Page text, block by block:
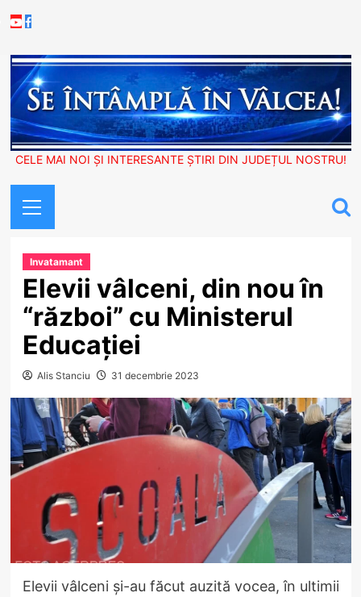
to
Youtube
Facebook
CELE MAI NOI ȘI INTERESANTE ȘTIRI DIN JUDEȚUL NOSTRU!
Menu
Invatamant
Elevii vâlceni, din nou în
“război” cu Ministerul
Educației
Alis Stanciu 31 decembrie 2023
Elevii vâlceni și-au făcut auzită vocea, în ultimii